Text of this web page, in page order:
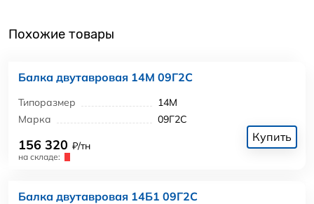
Похожие товары
Балка двутавровая 14М 09Г2С
Типоразмер
14М
Марка
09Г2С
156 320 ₽/тн
на складе:
Купить
Балка двутавровая 14Б1 09Г2С